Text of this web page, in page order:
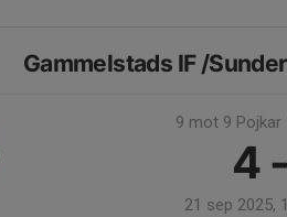
Gammelstads IF /
9 mot 9 Pojkar
4
21 sep 2025,